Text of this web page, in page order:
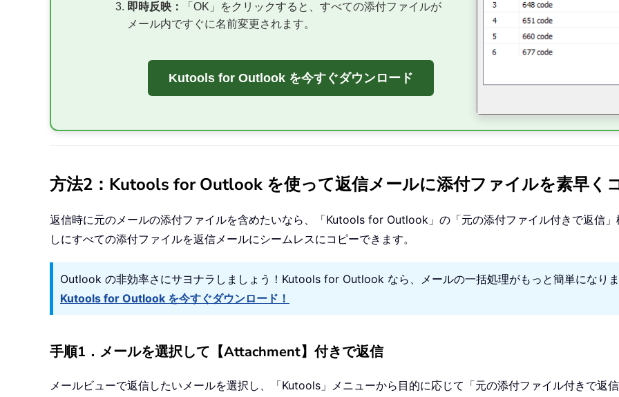
即時反映：
「OK」をクリックすると、すべての添付ファイルが
メール内ですぐに名前変更されます。
Kutools for Outlook を今すぐダウンロード
方法2：Kutools for Outlook を使って返信メールに添付ファイルを素早く
返信時に元のメールの添付ファイルを含めたいなら、「Kutools for Outlook」の「元の添付ファイル付きで返信
しにすべての添付ファイルを返信メールにシームレスにコピーできます。
Outlook の非効率さにサヨナラしましょう！Kutools for Outlook なら、メールの一括処理がもっと簡単になり
Kutools for Outlook を今すぐダウンロード！
手順1．メールを選択して【Attachment】付きで返信
メールビューで返信したいメールを選択し、「Kutools」メニューから目的に応じて「元の添付ファイル付きで返